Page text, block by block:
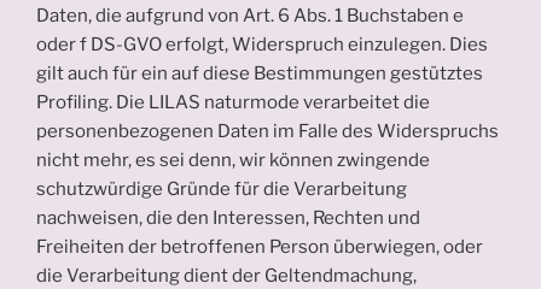
Daten, die aufgrund von Art. 6 Abs. 1 Buchstaben e
oder f DS-GVO erfolgt, Widerspruch einzulegen. Dies
gilt auch für ein auf diese Bestimmungen gestütztes
Profiling. Die LILAS naturmode verarbeitet die
personenbezogenen Daten im Falle des Widerspruchs
nicht mehr, es sei denn, wir können zwingende
schutzwürdige Gründe für die Verarbeitung
nachweisen, die den Interessen, Rechten und
Freiheiten der betroffenen Person überwiegen, oder
die Verarbeitung dient der Geltendmachung,